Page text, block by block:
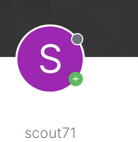
S Offline
scout71